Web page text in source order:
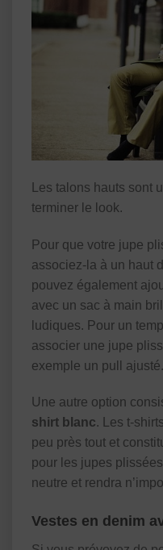
Les talons hauts sont
terminer le look.
Pour que votre jupe
associez-la à un haut
pouvez également
avec un sac à main
ludiques. Pour un
associer une jupe
exemple un pull ajusté.
Une autre option
shirt blanc. Les t-
peu près tout et
pour les jupes
neutre et rendra
Vestes en denim